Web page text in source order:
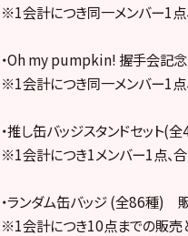
※1会計につき同一メンバー1点
・Oh my pumpkin! 握手会記
※1会計につき同一メンバー1点
・推し缶バッジスタンドセッ
※1会計につき1メンバー1点、
・ランダム缶バッジ (全86種
※1会計につき10点までの販売